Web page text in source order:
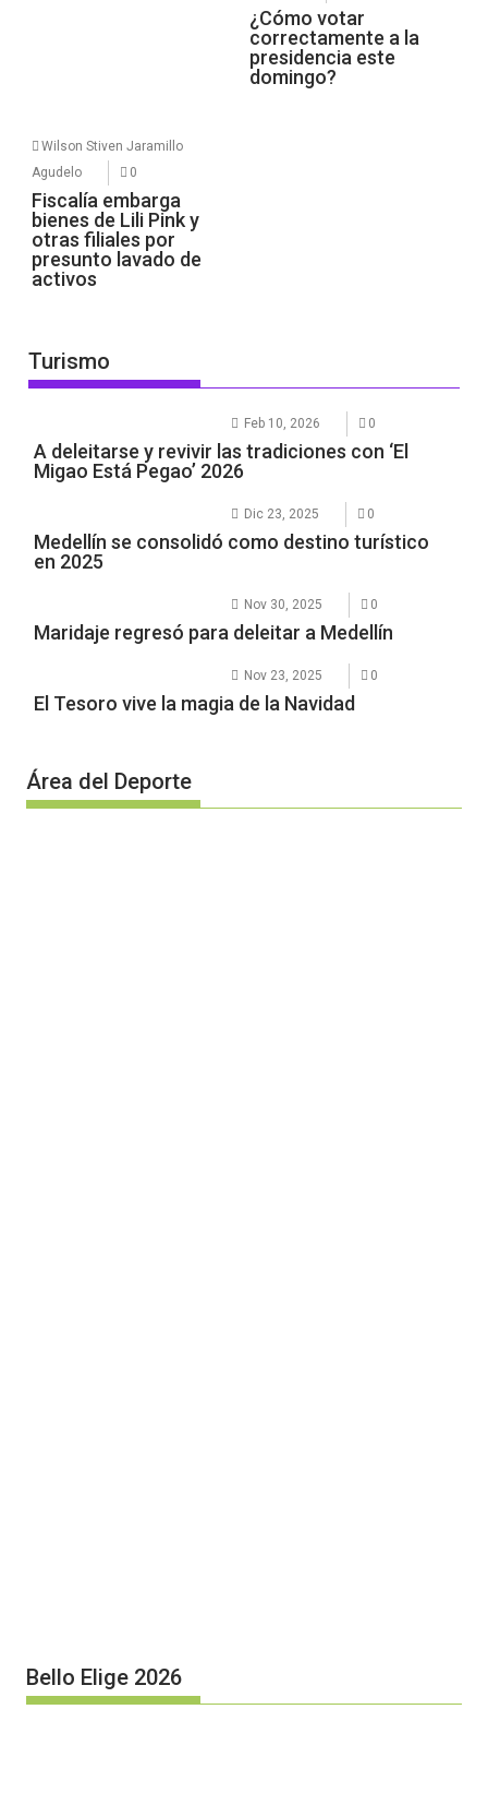
¿Cómo votar
correctamente a la
presidencia este
domingo?
Wilson Stiven Jaramillo
Agudelo
0
Fiscalía embarga
bienes de Lili Pink y
otras filiales por
presunto lavado de
activos
Turismo
Feb 10, 2026 0
A deleitarse y revivir las tradiciones con ‘El
Migao Está Pegao’ 2026
Dic 23, 2025 0
Medellín se consolidó como destino turístico
en 2025
Nov 30, 2025 0
Maridaje regresó para deleitar a Medellín
Nov 23, 2025 0
El Tesoro vive la magia de la Navidad
Área del Deporte
Bello Elige 2026